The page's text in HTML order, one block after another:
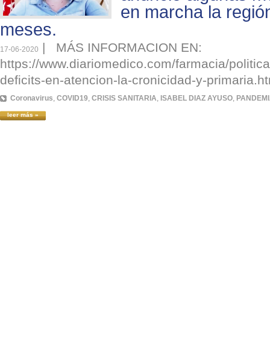
en marcha la
meses.
17-06-2020 |
MÁS INFORMACION EN:
https://www.diariomedico.com/farmacia/
deficits-en-atencion-la-cronicidad-y-
Coronavirus, COVID19, CRISIS SANITARIA, ISABEL DIAZ AYUSO,
leer más »